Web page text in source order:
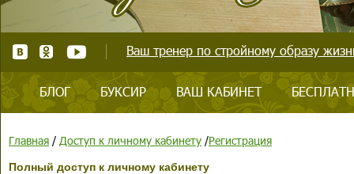
Ваш тренер по стройному образу
БЛОГ БУКСИР ВАШ КАБИНЕТ
Главная / Доступ к личному кабинету /Регистрация
Полный доступ к личному кабинету